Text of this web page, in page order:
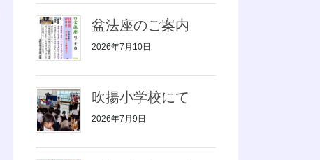
盆法座のご案内
2026年7月10日
吹揚小学校にて
2026年7月9日